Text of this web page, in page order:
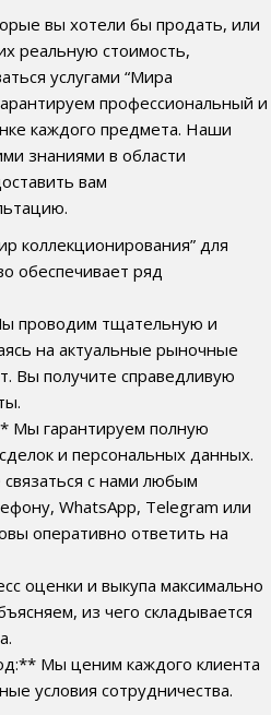
вы хотели бы продать, или
реальную стоимость,
услугами “Мира
профессиональный и
каждого предмета. Наши
знаниями в области
вам
коллекционирования” для
обеспечивает ряд
проводим тщательную и
на актуальные рыночные
Вы получите справедливую
Мы гарантируем полную
и персональных данных.
с нами любым
WhatsApp, Telegram или
оперативно ответить на
оценки и выкупа максимально
из чего складывается
Мы ценим каждого клиента
условия сотрудничества.